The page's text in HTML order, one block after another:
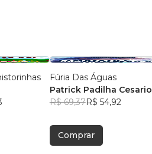
Fúria Das Águas
Patrick Padilha Cesario
R$ 69,37R$ 54,92
Comprar